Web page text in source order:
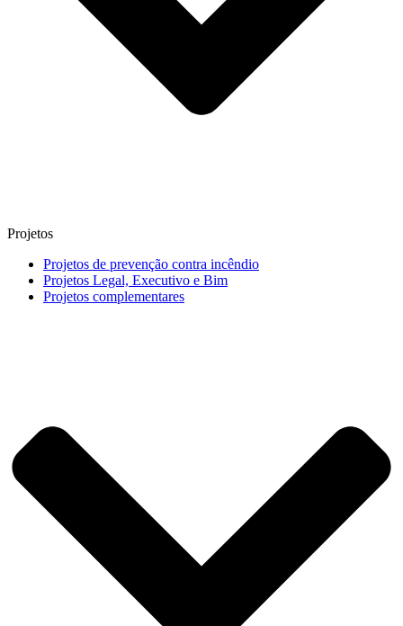
Projetos
Projetos de prevenção contra incêndio
Projetos Legal, Executivo e Bim
Projetos complementares